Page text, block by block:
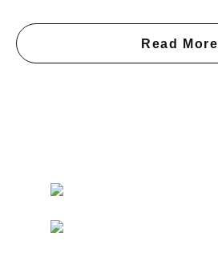
Read More